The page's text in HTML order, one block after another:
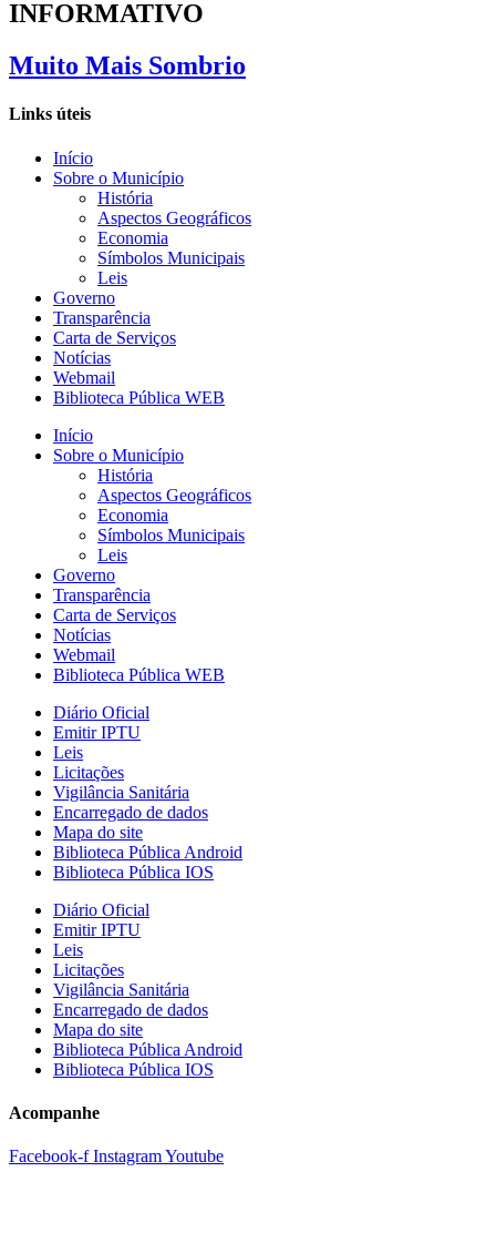
INFORMATIVO
Muito Mais Sombrio
Links úteis
Início
Sobre o Município
História
Aspectos Geográficos
Economia
Símbolos Municipais
Leis
Governo
Transparência
Carta de Serviços
Notícias
Webmail
Biblioteca Pública WEB
Início
Sobre o Município
História
Aspectos Geográficos
Economia
Símbolos Municipais
Leis
Governo
Transparência
Carta de Serviços
Notícias
Webmail
Biblioteca Pública WEB
Diário Oficial
Emitir IPTU
Leis
Licitações
Vigilância Sanitária
Encarregado de dados
Mapa do site
Biblioteca Pública Android
Biblioteca Pública IOS
Diário Oficial
Emitir IPTU
Leis
Licitações
Vigilância Sanitária
Encarregado de dados
Mapa do site
Biblioteca Pública Android
Biblioteca Pública IOS
Acompanhe
Facebook-f InstagramYoutube